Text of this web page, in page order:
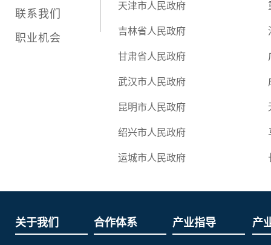
联系我们
职业机会
天津市人民政府
吉林省人民政府
甘肃省人民政府
武汉市人民政府
昆明市人民政府
绍兴市人民政府
运城市人民政府
关于我们 合作体系 产业指导 产